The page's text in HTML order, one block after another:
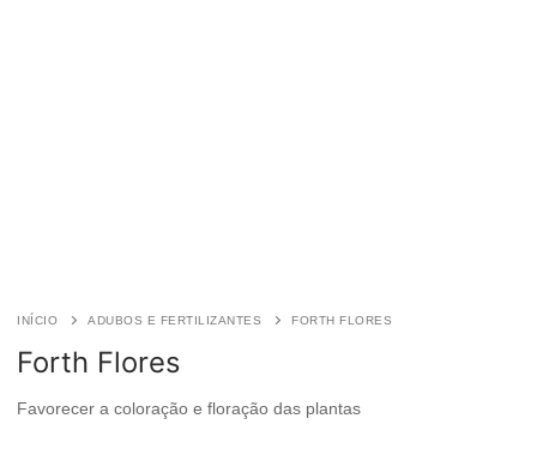
INÍCIO ADUBOS E FERTILIZANTES FORTH FLORES
Forth Flores
Favorecer a coloração e floração das plantas